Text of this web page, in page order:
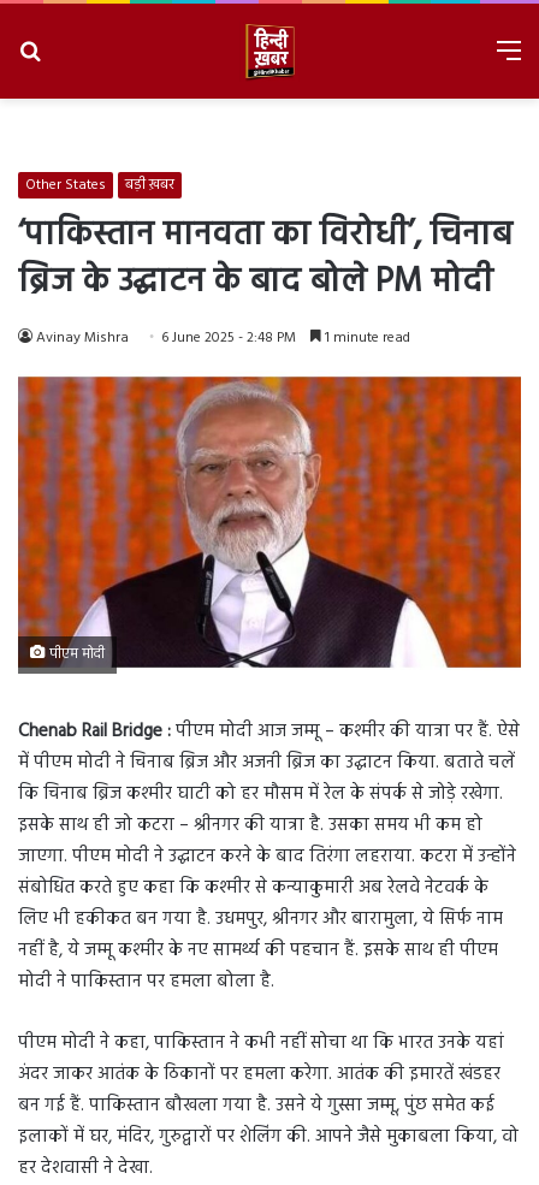
Other States बड़ी ख़बर
‘पाकिस्तान मानवता का विरोधी’, चिनाब
ब्रिज के उद्घाटन के बाद बोले PM मोदी
Avinay Mishra 6 June 2025 - 2:48 PM 1 minute read
पीएम मोदी
Chenab Rail Bridge :पीएम मोदी आज जम्मू – कश्मीर की यात्रा पर हैं. ऐसे
में पीएम मोदी ने चिनाब ब्रिज और अजनी ब्रिज का उद्घाटन किया. बताते चलें
कि चिनाब ब्रिज कश्मीर घाटी को हर मौसम में रेल के संपर्क से जोड़े रखेगा.
इसके साथ ही जो कटरा – श्रीनगर की यात्रा है. उसका समय भी कम हो
जाएगा. पीएम मोदी ने उद्घाटन करने के बाद तिरंगा लहराया. कटरा में उन्होंने
संबोधित करते हुए कहा कि कश्मीर से कन्याकुमारी अब रेलवे नेटवर्क के
लिए भी हकीकत बन गया है. उधमपुर, श्रीनगर और बारामुला, ये सिर्फ नाम
नहीं है, ये जम्मू कश्मीर के नए सामर्थ्य की पहचान हैं. इसके साथ ही पीएम
मोदी ने पाकिस्तान पर हमला बोला है.
पीएम मोदी ने कहा, पाकिस्तान ने कभी नहीं सोचा था कि भारत उनके यहां
अंदर जाकर आतंक के ठिकानों पर हमला करेगा. आतंक की इमारतें खंडहर
बन गई हैं. पाकिस्तान बौखला गया है. उसने ये गुस्सा जम्मू, पुंछ समेत कई
इलाकों में घर, मंदिर, गुरुद्वारों पर शेलिंग की. आपने जैसे मुकाबला किया, वो
हर देशवासी ने देखा.